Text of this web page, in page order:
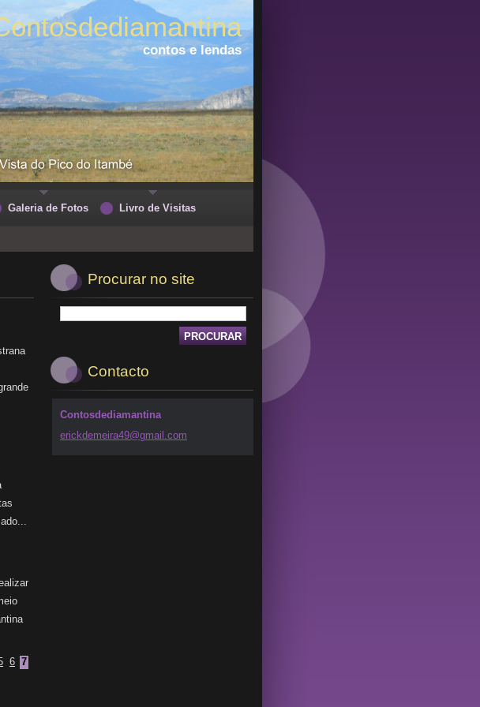
contos e lendas
6 7
Procurar no site
Contacto
Contosdediamantina
erickdemeira49@gmail.com
Galeria de Fotos Livro de Visitas